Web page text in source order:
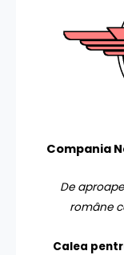
Compania
De
române
Calea